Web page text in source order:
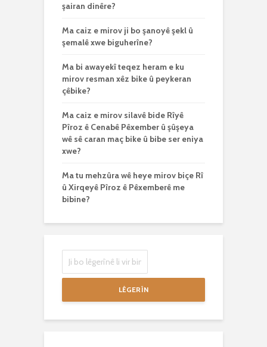
şairan dinêre?
Ma caiz e mirov ji bo şanoyê şekl û
şemalê xwe biguherîne?
Ma bi awayekî teqez heram e ku
mirov resman xêz bike û peykeran
çêbike?
Ma caiz e mirov silavê bide Rîyê
Pîroz ê Cenabê Pêxember û şûşeya
wê sê caran maç bike û bibe ser eniya
xwe?
Ma tu mehzûra wê heye mirov biçe Rî
û Xirqeyê Pîroz ê Pêxemberê me
bibine?
LÊGERÎN